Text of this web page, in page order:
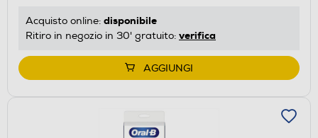
Acquisto online: disponibile
Ritiro in negozio in 30' gratuito: verifica
AGGIUNGI